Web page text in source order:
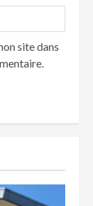
site dans